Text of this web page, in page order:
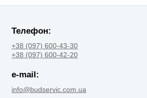
Телефон:
+38 (097) 600-43-30
+38 (097) 600-42-20
e-mail:
info@budservic.com.ua